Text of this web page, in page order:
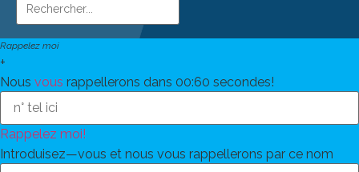
Rappelez moi
+
Nous vous rappellerons dans 00:60 secondes!
Rappelez moi!
Introduisez—vous et nous vous rappellerons par ce nom